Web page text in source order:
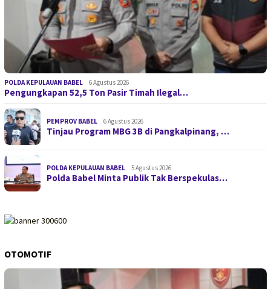
POLDA KEPULAUAN BABEL 6 Agustus 2026
Pengungkapan 52,5 Ton Pasir Timah Ilegal…
PEMPROV BABEL 6 Agustus 2026
Tinjau Program MBG 3B di Pangkalpinang, …
POLDA KEPULAUAN BABEL 5 Agustus 2026
Polda Babel Minta Publik Tak Berspekulas…
OTOMOTIF